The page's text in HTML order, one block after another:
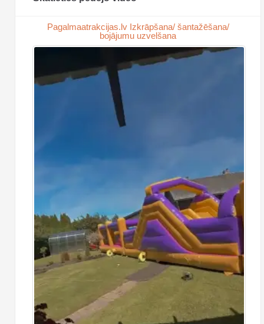
Pagalmaatrakcijas.lv Izkrāpšana/ šantažēšana/
bojājumu uzvelšana